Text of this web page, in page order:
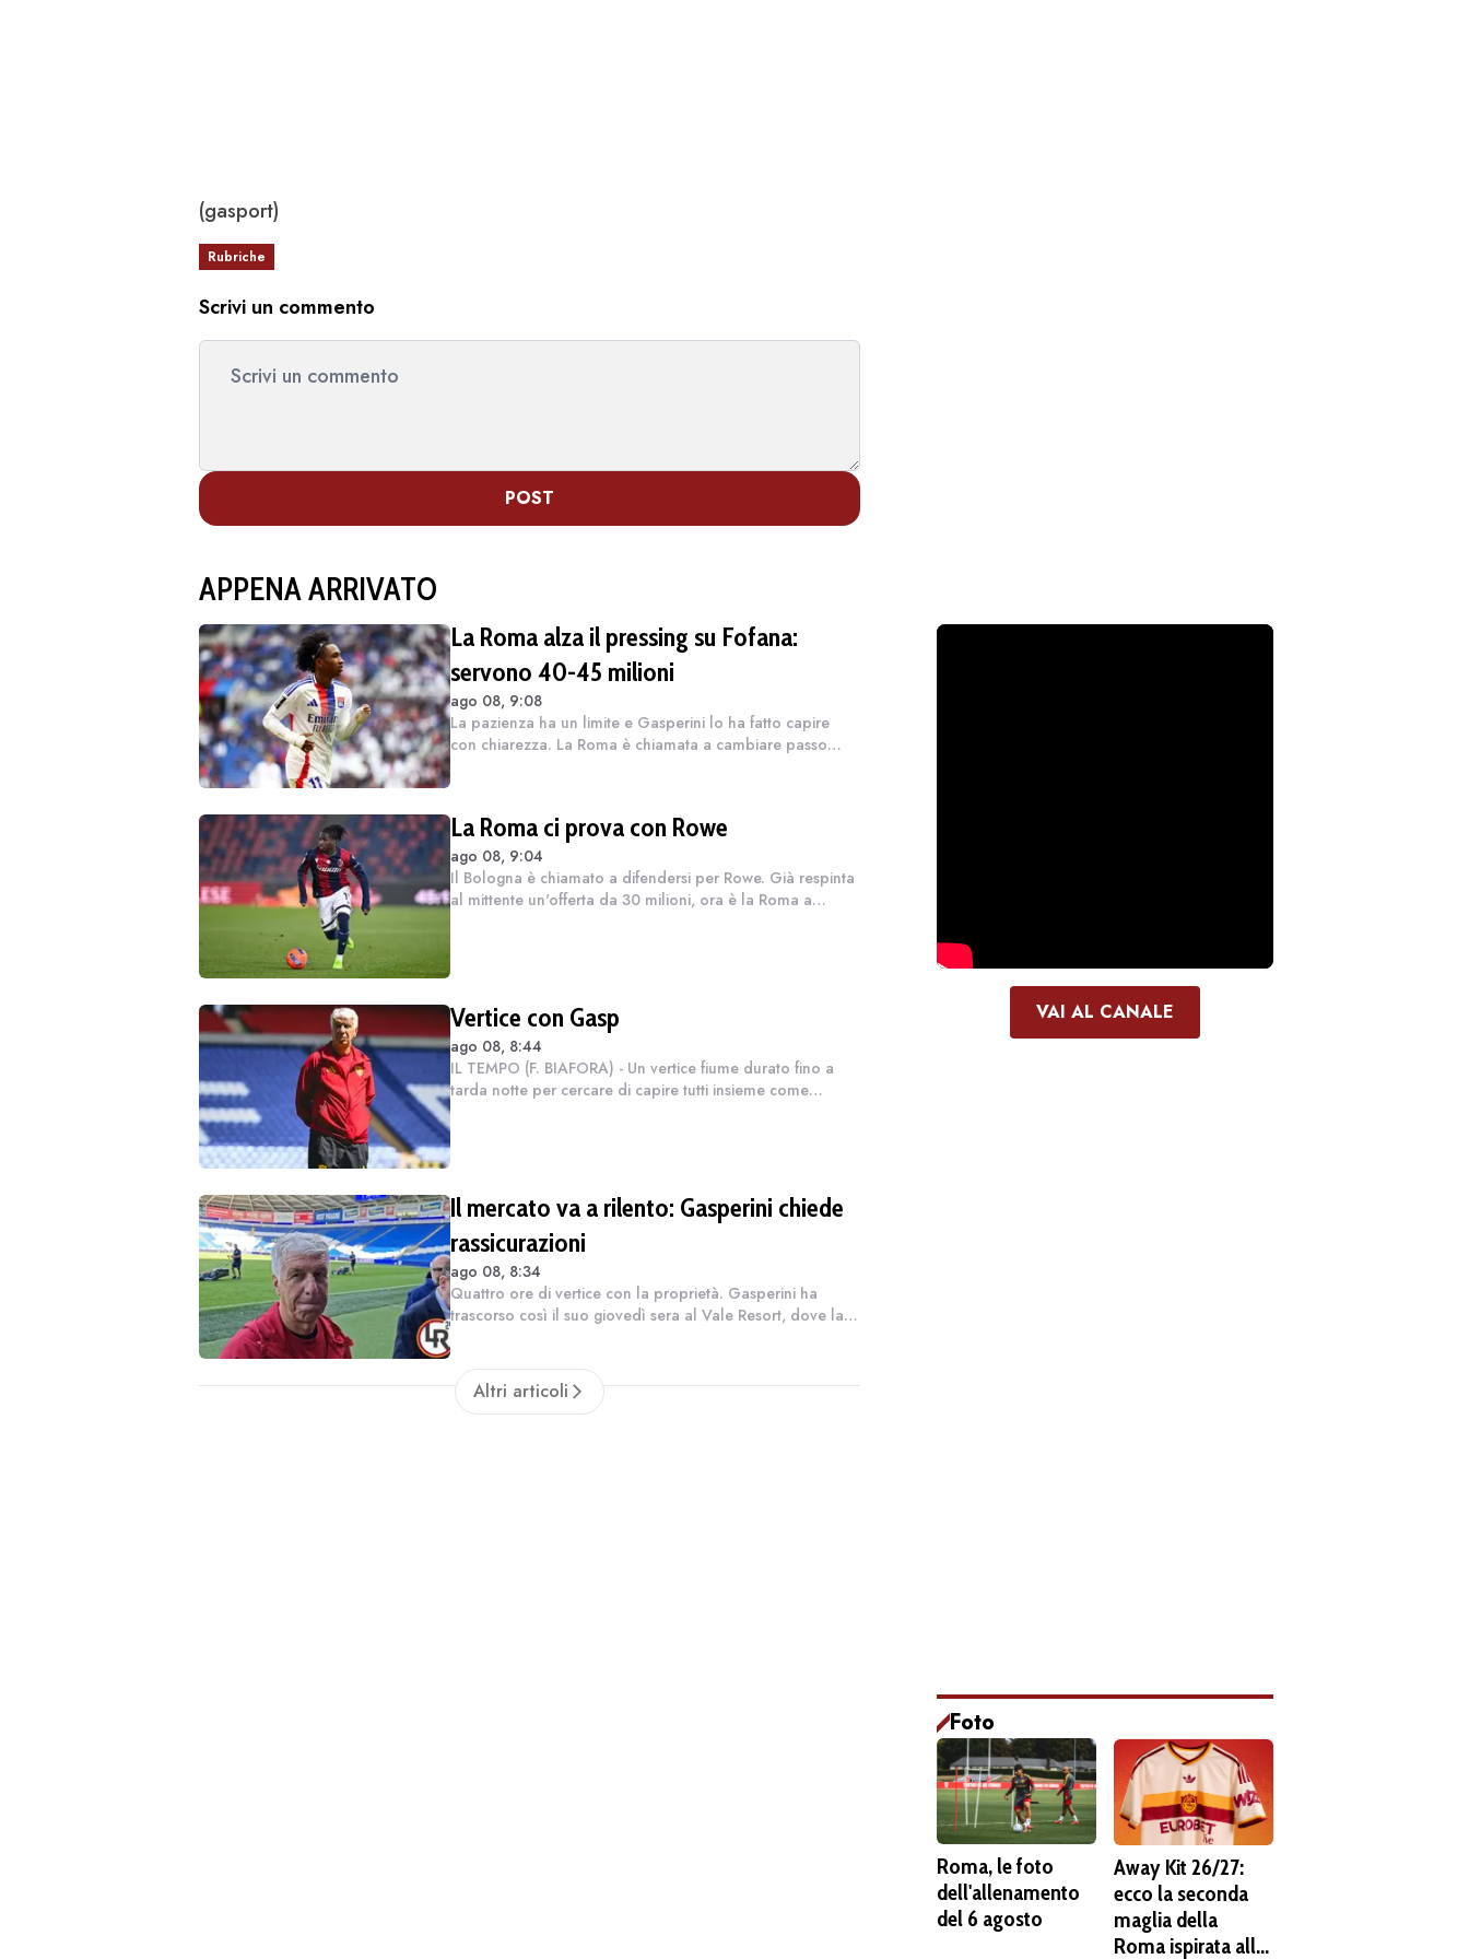
(gasport)
Rubriche
Scrivi un commento
POST
APPENA ARRIVATO
La Roma alza il pressing su Fofana:
servono 40-45 milioni
ago 08, 9:08
La pazienza ha un limite e Gasperini lo ha fatto capire
con chiarezza. La Roma è chiamata a cambiare passo
La Roma ci prova con Rowe
ago 08, 9:04
Il Bologna è chiamato a difendersi per Rowe. Già respinta
al mittente un'offerta da 30 milioni, ora è la Roma a
Vertice con Gasp
ago 08, 8:44
IL TEMPO (F. BIAFORA) - Un vertice fiume durato fino a
tarda notte per cercare di capire tutti insieme come
Il mercato va a rilento: Gasperini chiede
rassicurazioni
ago 08, 8:34
Quattro ore di vertice con la proprietà. Gasperini ha
trascorso così il suo giovedì sera al Vale Resort, dove la
Altri articoli
VAI AL CANALE
Foto
Roma, le foto
dell'allenamento
del 6 agosto
Away Kit 26/27:
ecco la seconda
maglia della
Roma ispirata alla